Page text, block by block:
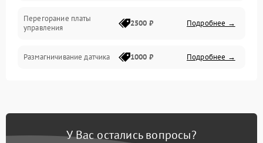
Перегорание платы
управления
2500 ₽ Подробнее →
Размагничивание датчика 1000 ₽ Подробнее →
цветов дисплея
Подробнее →
У Вас остались вопросы?